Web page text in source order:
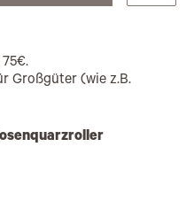
Großgüter (wie z.B.